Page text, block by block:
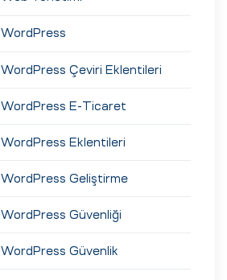
WordPress
WordPress Çeviri Eklentileri
WordPress E-Ticaret
WordPress Eklentileri
WordPress Geliştirme
WordPress Güvenliği
WordPress Güvenlik